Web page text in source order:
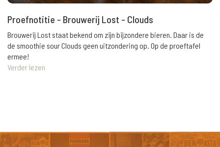
Proefnotitie - Brouwerij Lost - Clouds
Brouwerij Lost staat bekend om zijn bijzondere bieren. Daar is de
de smoothie sour Clouds geen uitzondering op. Op de proeftafel
ermee!
Verder lezen